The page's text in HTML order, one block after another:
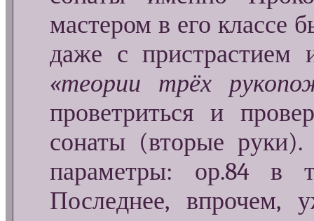
мастером в его классе
даже с
«теории трёх
проветриться и
сонаты (вторые
параметры: ор.84 в
Последнее,